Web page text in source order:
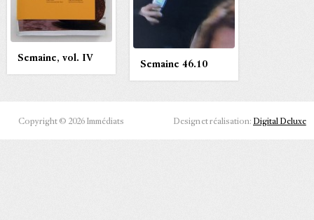
Semaine, vol. IV
Semaine 46.10
Copyright © 2026 Immédiats Design et réalisation: Digital Deluxe